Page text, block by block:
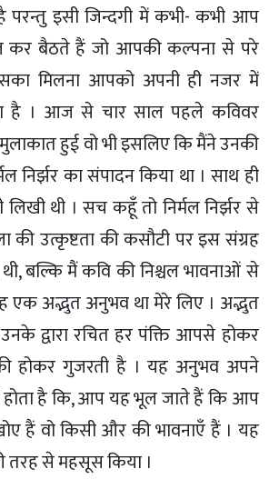
परन्तु इसी जिन्दगी में कभी- कभी आप
कर बैठते हैं जो आपकी कल्पना से परे
मिलना आपको अपनी ही नजर में
है । आज से चार साल पहले कविवर
हुई वो भी इसलिए कि मैंने उनकी
निर्झर का संपादन किया था । साथ ही
थी । सच कहूँ तो निर्मल निर्झर से
उत्कृष्टता की कसौटी पर इस संग्रह
बल्कि मैं कवि की निश्चल भावनाओं से
एक अद्भुत अनुभव था मेरे लिए । अद्भुत
द्वारा रचित हर पंक्ति आपसे होकर
होकर गुजरती है । यह अनुभव अपने
होता है कि, आप यह भूल जाते हैं कि आप
हैं वो किसी और की भावनाएँ हैं । यह
तरह से महसूस किया ।